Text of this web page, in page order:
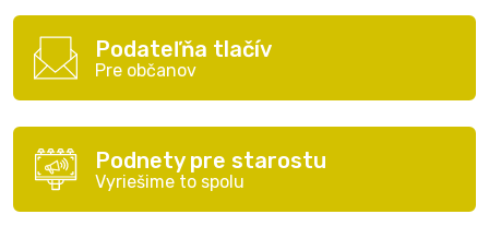
Podateľňa tlačív
Pre občanov
Podnety pre starostu
Vyriešime to spolu